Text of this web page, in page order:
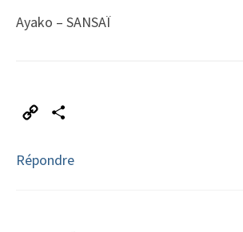
Ayako – SANSAÏ
Copy
Répondre